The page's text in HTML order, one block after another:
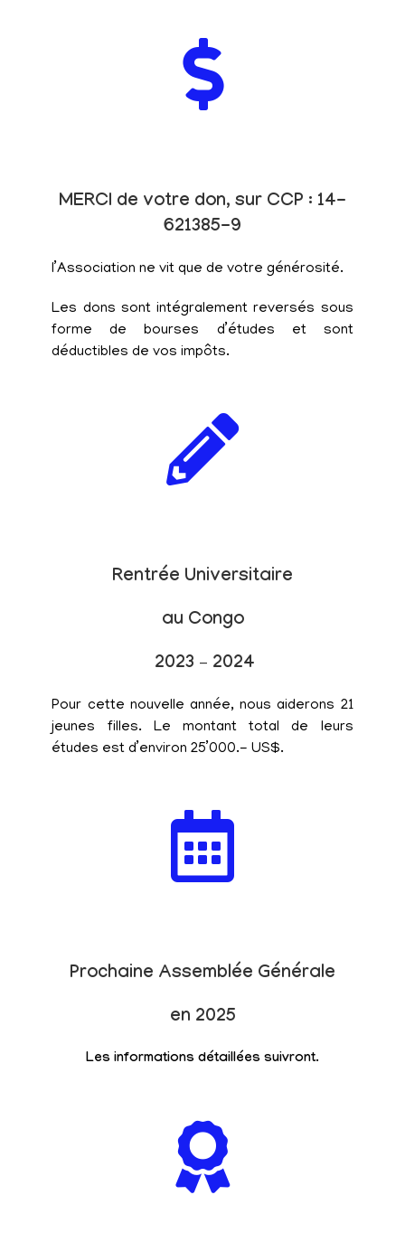
MERCI de votre don, sur CCP : 14-
621385-9
l’Association ne vit que de votre générosité.
Les dons sont intégralement reversés sous
forme de bourses d’études et sont
déductibles de vos impôts.
Rentrée Universitaire
au Congo
2023 – 2024
Pour cette nouvelle année, nous aiderons 21
jeunes filles. Le montant total de leurs
études est d’environ 25’000.- US$.
Prochaine Assemblée Générale
en 2025
Les informations détaillées suivront.